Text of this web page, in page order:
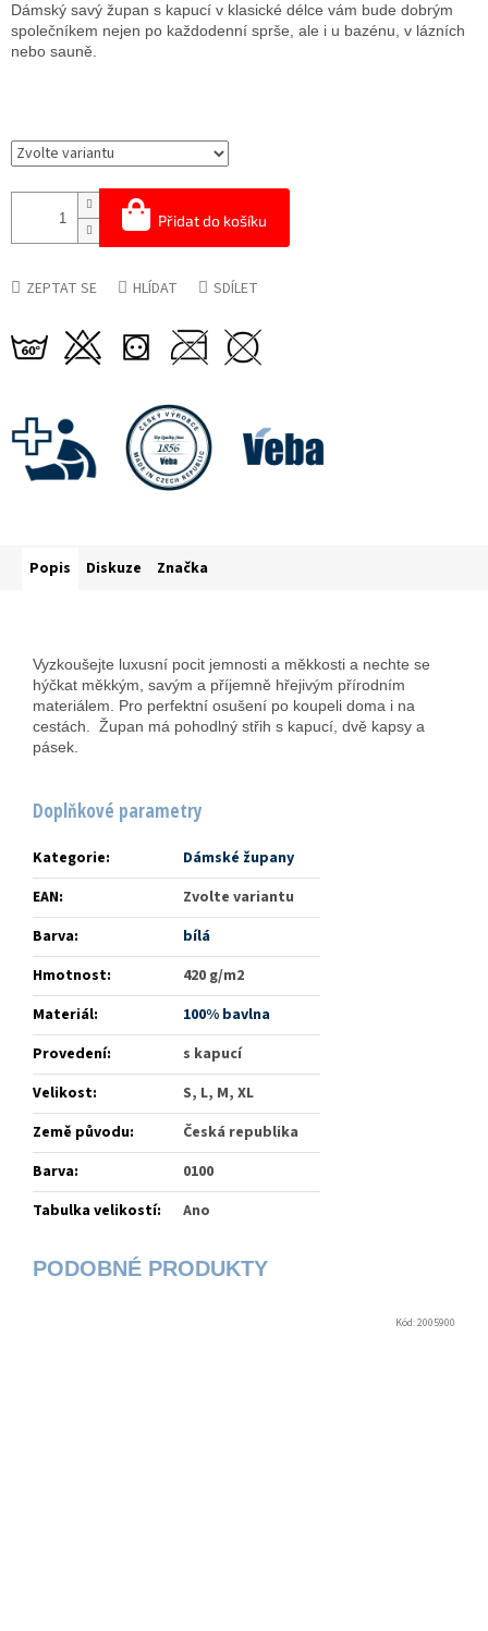
Přidat do košíku
Dámský savý župan s kapucí v klasické délce vám bude dobrým
společníkem nejen po každodenní sprše, ale i u bazénu, v lázních
nebo sauně.
ZEPTAT SE HLÍDAT SDÍLET
Popis Diskuze Značka
Vyzkoušejte luxusní pocit jemnosti a měkkosti a nechte se
hýčkat měkkým, savým a příjemně hřejivým přírodním
materiálem. Pro perfektní osušení po koupeli doma i na
cestách. Župan má pohodlný střih s kapucí, dvě kapsy a
pásek.
Doplňkové parametry
Kategorie:
Dámské župany
EAN:
Zvolte variantu
Barva:
bílá
Hmotnost:
420 g/m2
Materiál:
100% bavlna
Provedení:
s kapucí
Velikost:
S, L, M, XL
Země původu:
Česká republika
Barva:
0100
Tabulka velikostí: Ano
Kód:2005900